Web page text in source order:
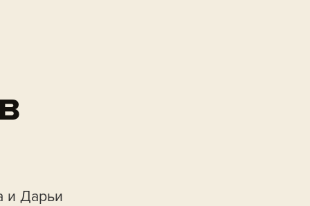
и Дарьи